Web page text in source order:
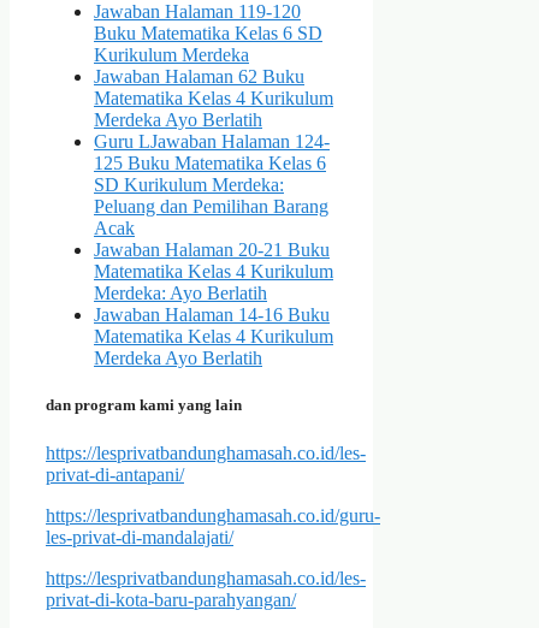
Jawaban Halaman 119-120
Buku Matematika Kelas 6 SD
Kurikulum Merdeka
Jawaban Halaman 62 Buku
Matematika Kelas 4 Kurikulum
Merdeka Ayo Berlatih
Guru LJawaban Halaman 124-
125 Buku Matematika Kelas 6
SD Kurikulum Merdeka:
Peluang dan Pemilihan Barang
Acak
Jawaban Halaman 20-21 Buku
Matematika Kelas 4 Kurikulum
Merdeka: Ayo Berlatih
Jawaban Halaman 14-16 Buku
Matematika Kelas 4 Kurikulum
Merdeka Ayo Berlatih
dan program kami yang lain
https://lesprivatbandunghamasah.co.id/les-
privat-di-antapani/
https://lesprivatbandunghamasah.co.id/guru-
les-privat-di-mandalajati/
https://lesprivatbandunghamasah.co.id/les-
privat-di-kota-baru-parahyangan/